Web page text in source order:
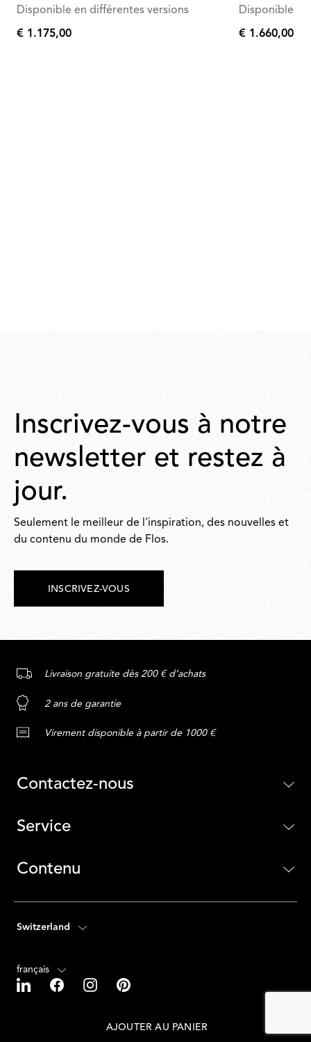
AJOUTER AU PANIER
Disponible en différentes versions
€ 1.175,00
Disponible
€ 1.660,00
Inscrivez-vous à notre
newsletter et restez à
jour.
Seulement le meilleur de l'inspiration, des nouvelles et
du contenu du monde de Flos.
INSCRIVEZ-VOUS
Livraison gratuite dès 200 € d’achats
2 ans de garantie
Virement disponible à partir de 1000 €
Contactez-nous
Service
Contenu
Switzerland
français